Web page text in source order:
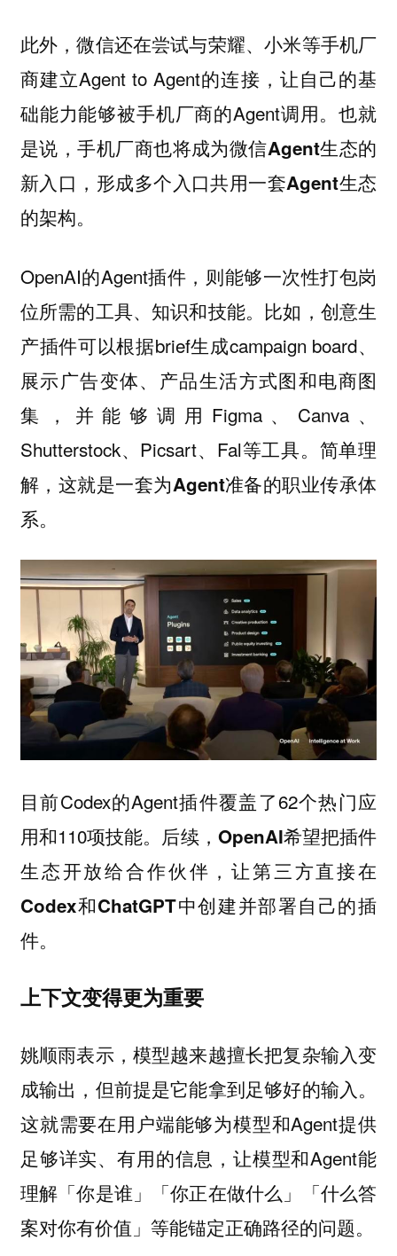
此外，微信还在尝试与荣耀、小米等手机厂
商建立Agent to Agent的连接，让自己的基
础能力能够被手机厂商的Agent调用。也就
是说，手机厂商也将成为微信Agent生态的
新入口，形成多个入口共用一套Agent生态
的架构。
OpenAI的Agent插件，则能够一次性打包岗
位所需的工具、知识和技能。比如，创意生
产插件可以根据brief生成campaign board、
展示广告变体、产品生活方式图和电商图
集，并能够调用Figma、Canva、
Shutterstock、Picsart、Fal等工具。 简单理
解，这就是一套为Agent准备的职业传承体
系。
目前Codex的Agent插件覆盖了62个热门应
用和110项技能。 后续，OpenAI希望把插件
生态开放给合作伙伴，让第三方直接在
Codex和ChatGPT中创建并部署自己的插
件。
上下文变得更为重要
姚顺雨表示，模型越来越擅长把复杂输入变
成输出，但前提是它能拿到足够好的输入。
这就需要在用户端能够为模型和Agent提供
足够详实、有用的信息，让模型和Agent能
理解「你是谁」「你正在做什么」「什么答
案对你有价值」等能锚定正确路径的问题。